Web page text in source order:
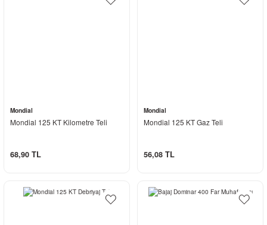
Mondial
Mondial 125 KT Kilometre Teli
68,90 TL
Mondial
Mondial 125 KT Gaz Teli
56,08 TL